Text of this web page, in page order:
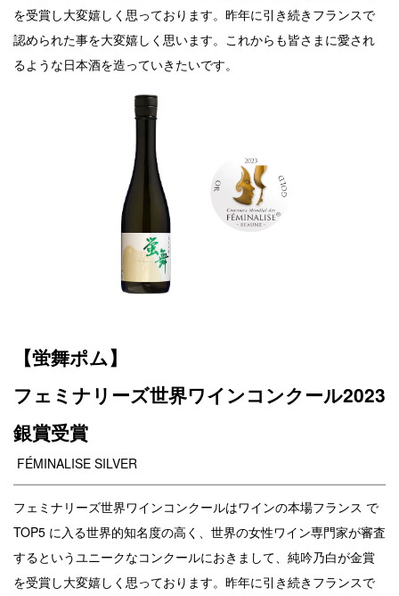
を受賞し大変嬉しく思っております。昨年に引き続きフランスで
認められた事を大変嬉しく思います。これからも皆さまに愛され
るような日本酒を造っていきたいです。
【蛍舞ポム】
フェミナリーズ世界ワインコンクール2023
銀賞受賞
FÉMINALISE SILVER
フェミナリーズ世界ワインコンクールはワインの本場フランス で
TOP5 に入る世界的知名度の高く、世界の女性ワイン専門家が審査
するというユニークなコンクールにおきまして、純吟乃白が金賞
を受賞し大変嬉しく思っております。昨年に引き続きフランスで